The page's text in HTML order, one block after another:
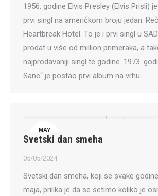
1956. godine Elvis Presley (Elvis Prisli)
prvi singl na američkom broju jedan.
Heartbreak Hotel. To je i prvi singl u
prodat u više od million primeraka, a
najprodavaniji singl te godine. 1973.
Sane“ je postao prvi album na vrhu…
MAY
5
Svetski dan smeha
05/05/2024
Svetski dan smeha, koji se svake
maja, prilika je da se setimo koliko je